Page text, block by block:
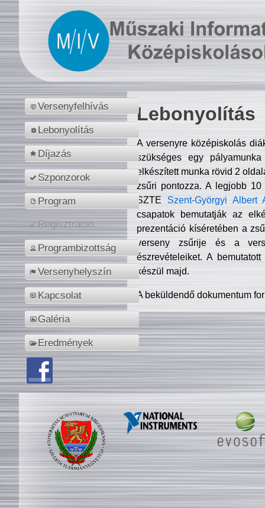
Versenyfelhívás
Lebonyolítás
Díjazás
Szponzorok
Program
Regisztráció
Programbizottság
Versenyhelyszín
Kapcsolat
Galéria
Eredmények
Lebonyolítás
A versenyre középiskolás
szükséges egy
elkészített munka rövid 2
zsűri pontozza. A legjobb
SZTE Szent-Györgyi Albert
csapatok bemutatják az
prezentáció kíséretében a
verseny zsűrije és a
észrevételeiket. A
készül majd.
A beküldendő dokumentum